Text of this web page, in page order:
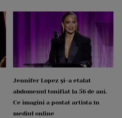
Jennifer Lopez și-a etalat
abdomenul tonifiat la 56 de ani.
Ce imagini a postat artista în
mediul online